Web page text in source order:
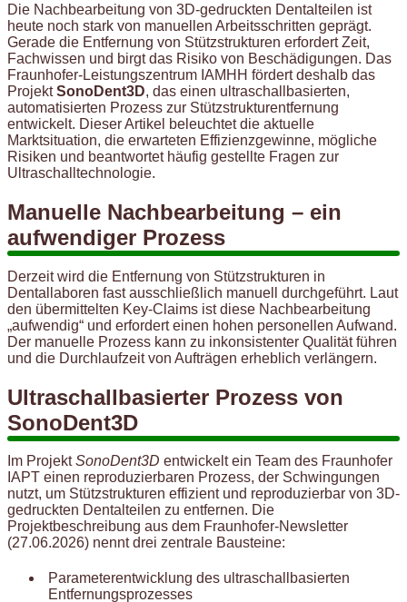
Die Nachbearbeitung von 3D-gedruckten Dentalteilen ist
heute noch stark von manuellen Arbeitsschritten geprägt.
Gerade die Entfernung von Stützstrukturen erfordert Zeit,
Fachwissen und birgt das Risiko von Beschädigungen. Das
Fraunhofer-Leistungszentrum IAMHH fördert deshalb das
ProjektSonoDent3D, das einen ultraschallbasierten,
automatisierten Prozess zur Stützstrukturentfernung
entwickelt. Dieser Artikel beleuchtet die aktuelle
Marktsituation, die erwarteten Effizienzgewinne, mögliche
Risiken und beantwortet häufig gestellte Fragen zur
Ultraschalltechnologie.
Manuelle Nachbearbeitung – ein
aufwendiger Prozess
Derzeit wird die Entfernung von Stützstrukturen in
Dentallaboren fast ausschließlich manuell durchgeführt. Laut
den übermittelten Key-Claims ist diese Nachbearbeitung
„aufwendig“ und erfordert einen hohen personellen Aufwand.
Der manuelle Prozess kann zu inkonsistenter Qualität führen
und die Durchlaufzeit von Aufträgen erheblich verlängern.
Ultraschallbasierter Prozess von
SonoDent3D
Im ProjektSonoDent3D entwickelt ein Team des Fraunhofer
IAPT einen reproduzierbaren Prozess, der Schwingungen
nutzt, um Stützstrukturen effizient und reproduzierbar von 3D-
gedruckten Dentalteilen zu entfernen. Die
Projektbeschreibung aus dem Fraunhofer-Newsletter
(27.06.2026) nennt drei zentrale Bausteine:
Parameterentwicklung des ultraschallbasierten
Entfernungsprozesses